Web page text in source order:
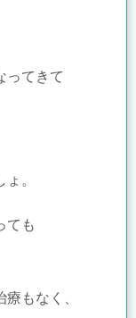
ってきて
。
ても
もなく、